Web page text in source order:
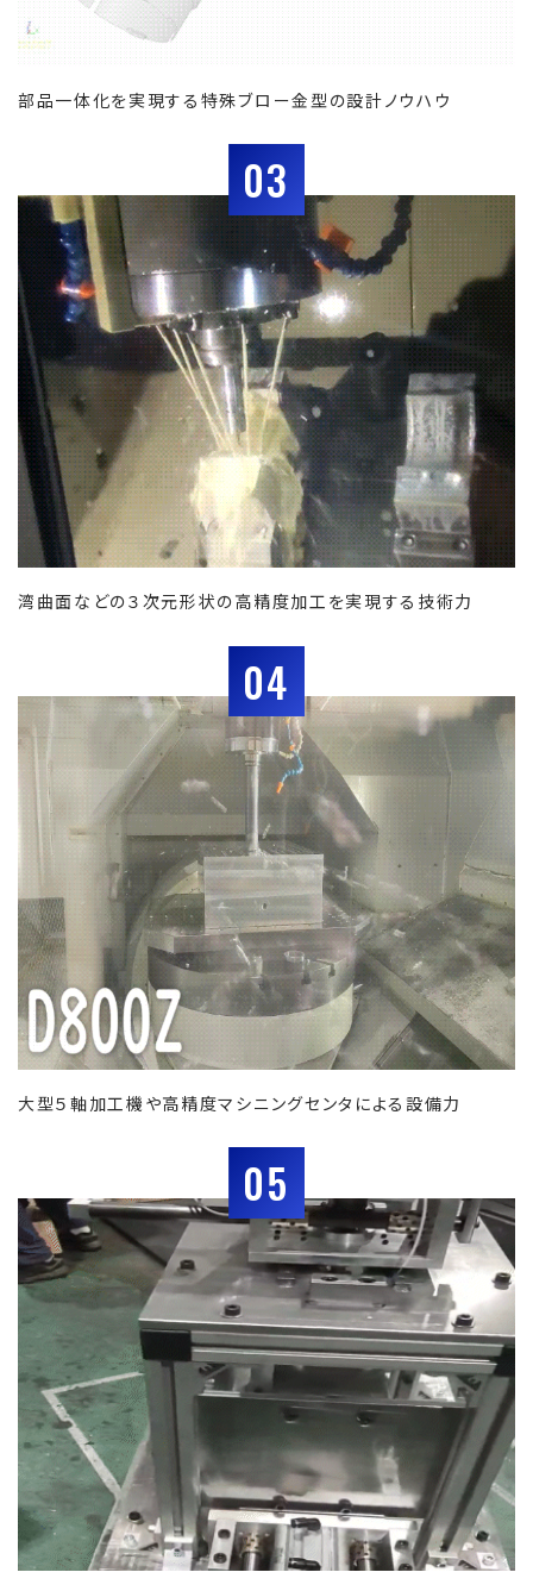
部品一体化を実現する特殊ブロー金型の設計ノウハウ
03
湾曲面などの３次元形状の高精度加工を実現する技術力
04
大型５軸加工機や高精度マシニングセンタによる設備力
05